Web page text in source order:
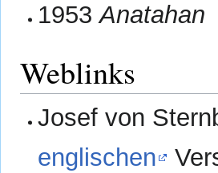
1953Anatahan
Weblinks
Josef von
englischen